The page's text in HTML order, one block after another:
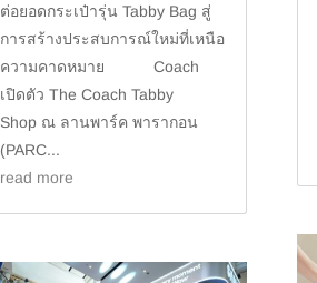
ต่อยอดกระเป๋ารุ่น Tabby Bag สู่
การสร้างประสบการณ์ใหม่ที่เหนือ
ความคาดหมาย Coach
เปิดตัว The Coach Tabby
Shop ณ ลานพาร์ค พารากอน
(PARC...
read more